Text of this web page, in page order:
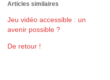
Articles similaires
Jeu vidéo accessible : un
avenir possible ?
De retour !